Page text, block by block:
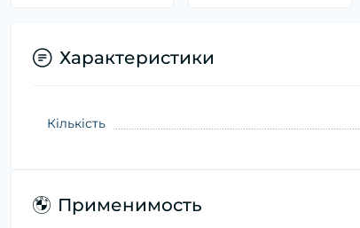
Характеристики
Кількість
Применимость